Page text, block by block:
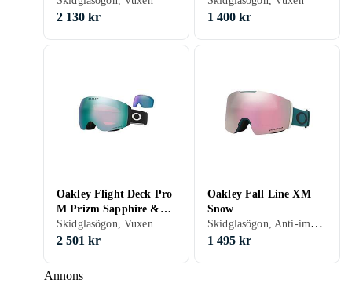
Annons
2 130 kr 1 400 kr
Oakley Flight Deck Pro
M Prizm Sapphire &
Prizm Iced
Skidglasögon, Vuxen
2 501 kr
Oakley Fall Line XM
Snow
Skidglasögon, Anti-imsystem, UV-skydd, Hjälmkompatibel, Kan användas ovanpå glasögon (OTG), Vuxen
1 495 kr